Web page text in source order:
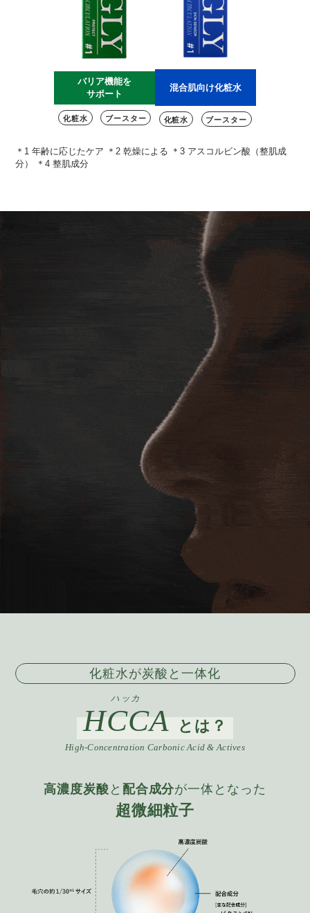
バリア機能を
サポート
化粧水 ブースター
混合肌向け化粧水
化粧水 ブースター
＊1 年齢に応じたケア ＊2 乾燥による ＊3 アスコルビン酸（整肌成
分） ＊4 整肌成分
化粧水が炭酸と一体化
HCCA
ハッカ
とは？
High-Concentration Carbonic Acid & Actives
高濃度炭酸 と 配合成分が一体となった
超微細粒子